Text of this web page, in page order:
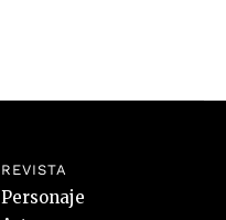
REVISTA
Personaje